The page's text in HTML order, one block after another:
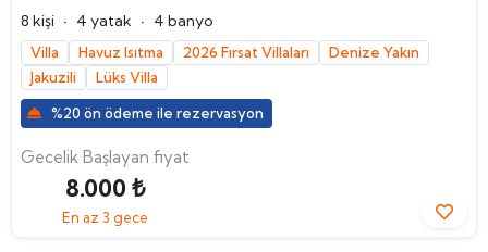
8 kişi · 4 yatak · 4 banyo
Villa Havuz Isıtma 2026 Fırsat Villaları
Denize Yakın
Jakuzili
Lüks Villa
%20 ön ödeme ile rezervasyon
Gecelik Başlayan fiyat
8.000 ₺
En az 3 gece